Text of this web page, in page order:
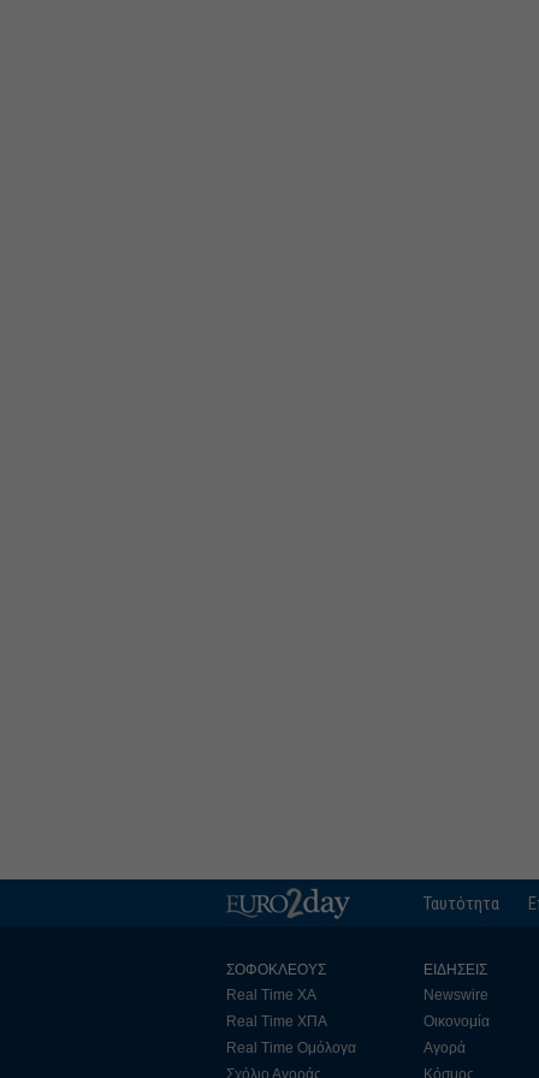
Ταυτότητα
ΣΟΦΟΚΛΕΟΥΣ
Real Time ΧΑ
Real Time ΧΠΑ
Real Time Ομόλογα
Σχόλιο Αγοράς
ΕΙΔΗΣΕΙΣ
Newswire
Οικονομία
Αγορά
Κόσμος